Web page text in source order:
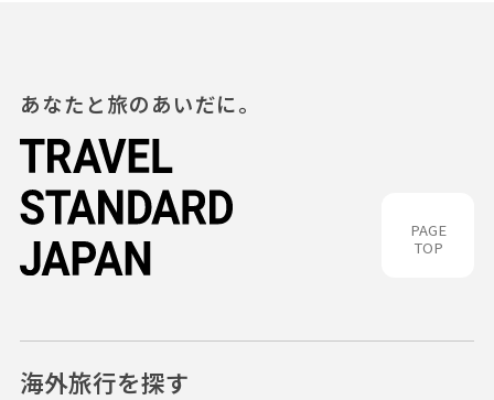
PAGE
TOP
あなたと旅のあいだに。
海外旅行を探す